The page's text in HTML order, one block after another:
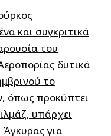
και συγκριτικά
του
δυτικά
το
όπως προκύπτει
υπάρχει
για